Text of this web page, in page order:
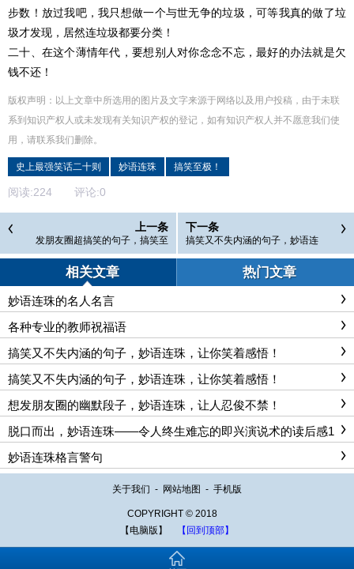
步数！放过我吧，我只想做一个与世无争的垃圾，可等我真的做了垃
圾才发现，居然连垃圾都要分类！
二十、在这个薄情年代，要想别人对你念念不忘，最好的办法就是欠
钱不还！
版权声明：以上文章中所选用的图片及文字来源于网络以及用户投稿，由于未联
系到知识产权人或未发现有关知识产权的登记，如有知识产权人并不愿意我们使
用，请联系我们删除。
史上最强笑话二十则 妙语连珠 搞笑至极！
阅读:224 评论:0
上一条
发朋友圈超搞笑的句子，搞笑至
极，笑到抽筋！
下一条
搞笑又不失内涵的句子，妙语连
珠，让你笑着感悟！
相关文章 热门文章
妙语连珠的名人名言
各种专业的教师祝福语
搞笑又不失内涵的句子，妙语连珠，让你笑着感悟！
搞笑又不失内涵的句子，妙语连珠，让你笑着感悟！
想发朋友圈的幽默段子，妙语连珠，让人忍俊不禁！
脱口而出，妙语连珠——令人终生难忘的即兴演说术的读后感1
0篇
妙语连珠格言警句
关于我们 - 网站地图 - 手机版
COPYRIGHT © 2018
【电脑版】
【回到顶部】